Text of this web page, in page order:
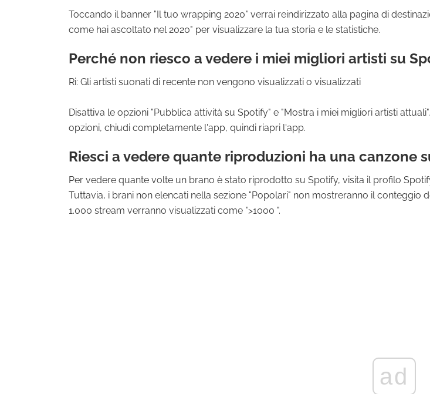
Toccando il banner "Il tuo wrapping 2020" verrai reindirizzato alla pagina di
come hai ascoltato nel 2020" per visualizzare la tua storia e le statistiche.
Perché non riesco a vedere i miei migliori artisti su
Ri: Gli artisti suonati di recente non vengono visualizzati o visualizzati
Disattiva le opzioni "Pubblica attività su Spotify" e "Mostra i miei migliori artisti
opzioni, chiudi completamente l'app, quindi riapri l'app.
Riesci a vedere quante riproduzioni ha una canzone
Per vedere quante volte un brano è stato riprodotto su Spotify, visita il profilo
Tuttavia, i brani non elencati nella sezione "Popolari" non mostreranno il
1.000 stream verranno visualizzati come ">1000 ".
ad